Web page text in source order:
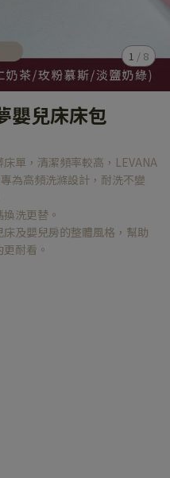
1 / 8
嬰兒床床包
單，清潔頻率較高，LEVANA
為高頻洗滌設計，耐洗不變
洗更替。
及嬰兒房的整體風格，幫助
耐看。